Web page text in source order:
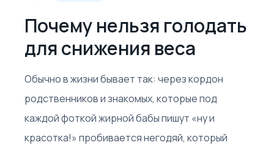
Почему нельзя голодать
для снижения веса
Обычно в жизни бывает так: через кордон
родственников и знакомых, которые под
каждой фоткой жирной бабы пишут «ну и
красотка!» пробивается негодяй, который